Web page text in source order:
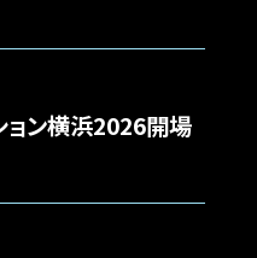
ョン横浜2026開場